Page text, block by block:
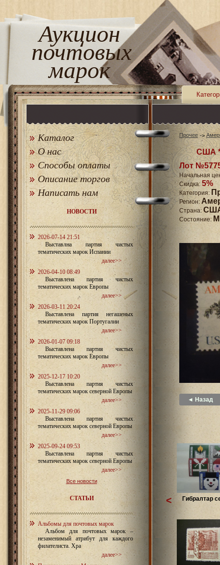
Аукцион
почтовых
марок
Каталог
О нас
Способы оплаты
Описание торгов
Написать нам
НОВОСТИ
2026-07-14 21:51
Выставлна партия чистых
тематических марок Испании
далее>>
2026-04-10 08:49
Выставлена партия чистых
тематических марок Европы
далее>>
2026-03-11 20:24
Выставлена партия негашеных
тематических марок Португалии
далее>>
2026-01-07 09:18
Выставлена партия чистых
тематических марок Европы
далее>>
2025-12-17 10:20
Выставлена партия чистых
тематических марок северной Европы
далее>>
2025-11-29 09:06
Выставлена партия чистых
тематических марок северной Европы
далее>>
2025-09-24 09:53
Выставлена партия чистых
тематических марок северной Европы
далее>>
Все новости
СТАТЬИ
Альбомы для почтовых марок
Альбом для почтовых марок –
незаменимый атрибут для каждого
филателиста. Хра
далее>>
Прочее
США
Лот
Начальная
Скидка: 5%
Категория:
Регион:
Страна:
Состояние:
◄ Назад
Гибралтар
<